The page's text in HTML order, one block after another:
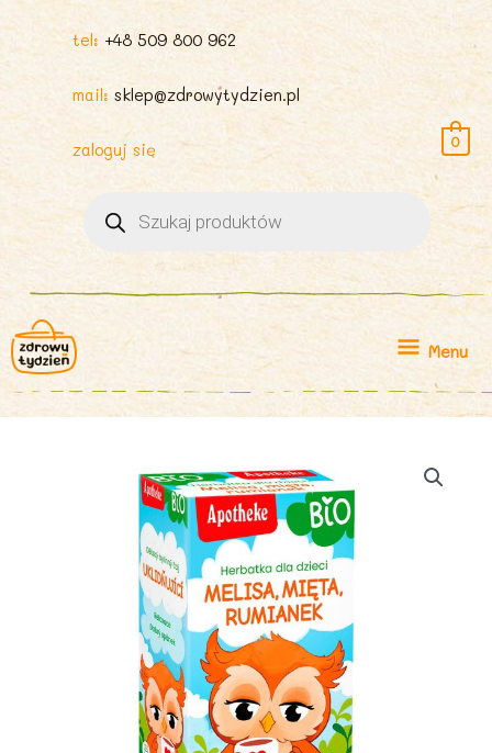
tel: +48 509 800 962
mail: sklep@zdrowytydzien.pl
zaloguj się
produktów
0
Menu
Menu